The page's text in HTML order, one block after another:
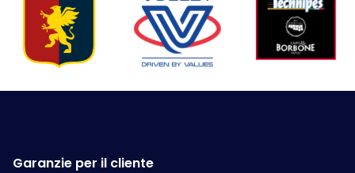
Garanzie per il cliente